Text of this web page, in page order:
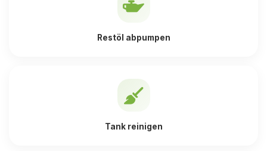
Restöl abpumpen
Tank reinigen